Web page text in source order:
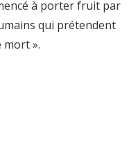
à porter fruit par
qui prétendent
».